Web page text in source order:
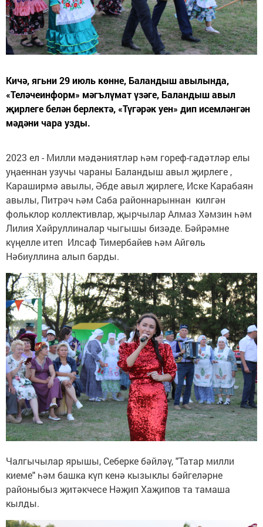
Кичә, ягьни 29 июль көнне, Баландыш авылында,
«Теләчеинформ» мәгълүмат үзәге, Баландыш авыл
җирлеге белән берлектә, «Түгәрәк уен» дип исемләнгән
мәдәни чара узды.
2023 ел - Милли мәдәниятләр һәм гореф-гадәтләр елы
уңаеннан узучы чараны Баландыш авыл җирлеге ,
Караширмә авылы, Әбде авыл җирлеге, Иске Карабаян
авылы, Питрәч һәм Саба районнарыннан килгән
фольклор коллективлар, җырчылар Алмаз Хәмзин һәм
Лилия Хәйруллиналар чыгышы бизәде. Бәйрәмне
күңелле итеп Илсаф Тимербайев һәм Айгөль
Нәбиуллина алып барды.
Чалгычылар ярышы, Себерке бәйләү, "Татар милли
киеме" һәм башка күп кенә кызыклы бәйгеләрне
районыбыз җитәкчесе Нәҗип Хаҗипов та тамаша
кылды.